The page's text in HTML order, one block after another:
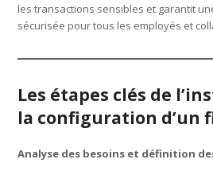
les transactions sensibles et garantit
sécurisée pour tous les employés et
Les étapes clés de
la configuration d’un
Analyse des besoins et définition